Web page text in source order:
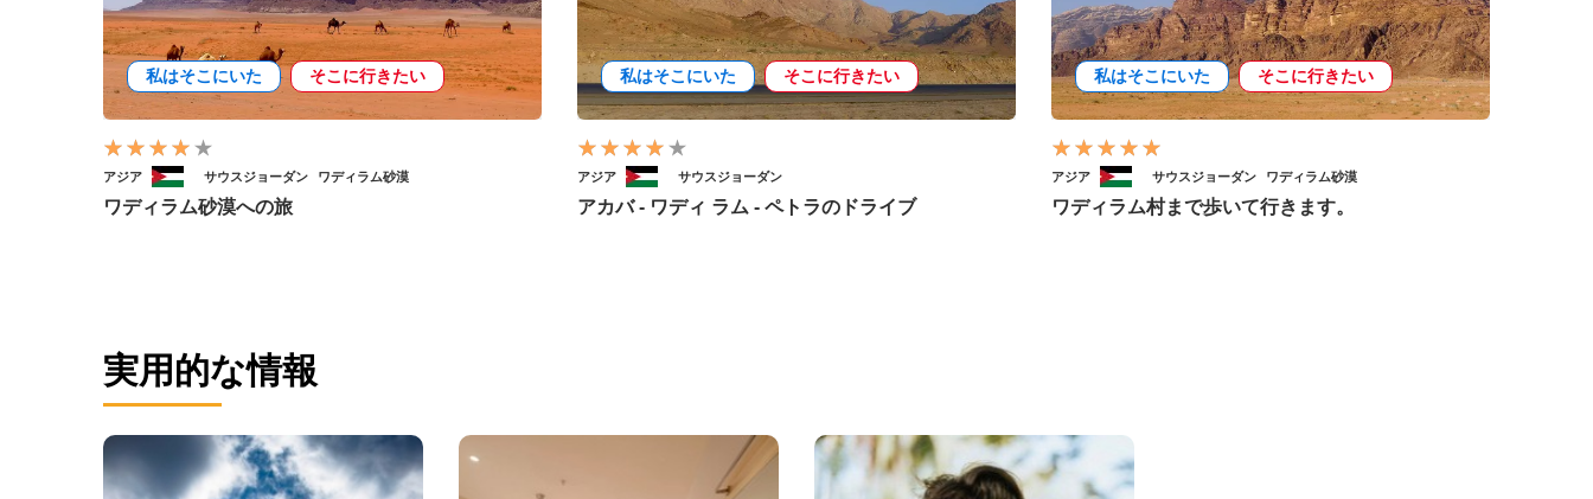
私はそこにいた そこに行きたい
アジア サウスジョーダン ワディラム砂漠
ワディラム砂漠への旅
私はそこにいた そこに行きたい
アジア サウスジョーダン
アカバ - ワディ ラム - ペトラのドライブ
私はそこにいた そこに行きたい
アジア サウスジョーダン ワディラム砂漠
ワディラム村まで歩いて行きます。
実用的な情報